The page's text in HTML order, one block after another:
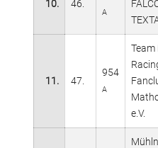
10. 46.
A
11. 47.
954
A
Team
e.V.